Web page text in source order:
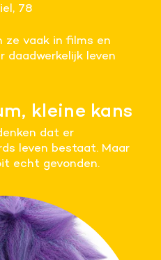
78
ze vaak in films en
daadwerkelijk leven
kleine kans
dat er
leven bestaat. Maar
echt gevonden.
van cookies. Pas hier